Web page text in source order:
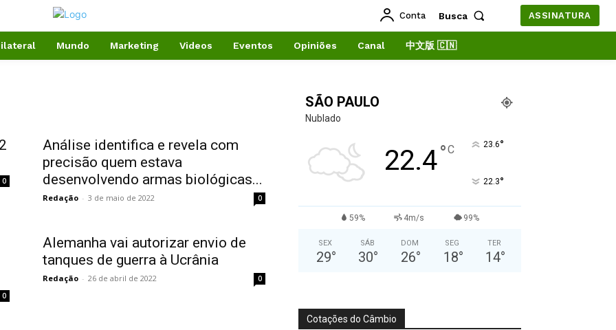
Conta Busca ASSINATURA
Mundo Marketing Videos Eventos Opiniões Canal 中文版 🇨🇳
0
Análise identifica e revela com
precisão quem estava
desenvolvendo armas biológicas...
Redação - 3 de maio de 2022 0
0
Alemanha vai autorizar envio de
tanques de guerra à Ucrânia
Redação - 26 de abril de 2022 0
SÃO PAULO
Nublado
22.4°C 23.6°
22.3°
59% 4m/s 99%
SEX
29°
SÁB
30°
DOM
26°
SEG
18°
TER
14°
Cotações do Câmbio